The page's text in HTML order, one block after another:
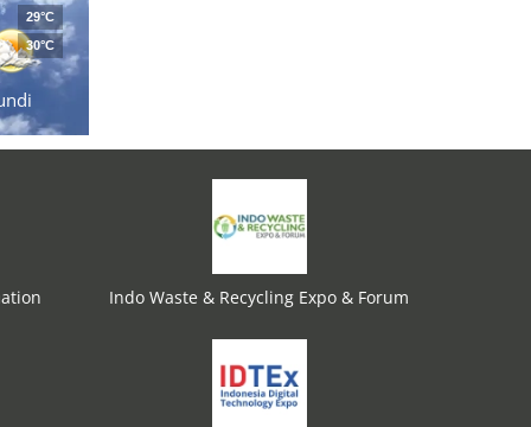
29°C
30°C
Indo Waste & Recycling Expo & Forum